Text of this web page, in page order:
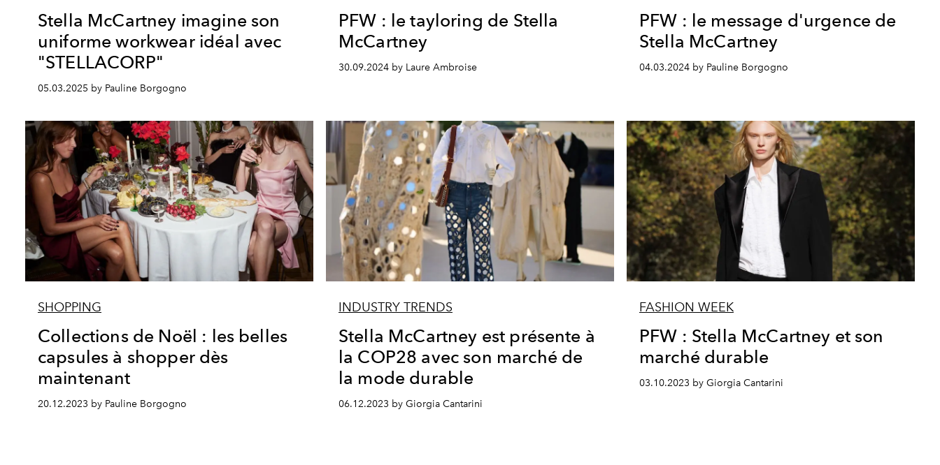
Stella McCartney imagine son
uniforme workwear idéal avec
"STELLACORP"
05.03.2025 by Pauline Borgogno
PFW : le tayloring de Stella
McCartney
30.09.2024 by Laure Ambroise
PFW : le message d'urgence de
Stella McCartney
04.03.2024 by Pauline Borgogno
SHOPPING
Collections de Noël : les belles
capsules à shopper dès
maintenant
20.12.2023 by Pauline Borgogno
INDUSTRY TRENDS
Stella McCartney est présente à
la COP28 avec son marché de
la mode durable
06.12.2023 by Giorgia Cantarini
FASHION WEEK
PFW : Stella McCartney et son
marché durable
03.10.2023 by Giorgia Cantarini